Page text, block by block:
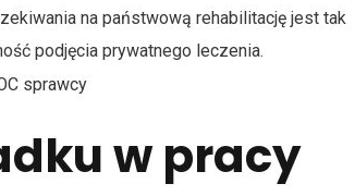
na państwową rehabilitację jest tak
podjęcia prywatnego leczenia.
w pracy